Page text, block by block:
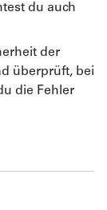
du auch
der
überprüft, bei
die Fehler